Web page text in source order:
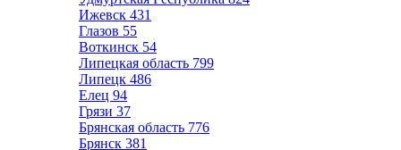
Ижевск 431
Глазов 55
Воткинск 54
Липецкая область 799
Липецк 486
Елец 94
Грязи 37
Брянская область 776
Брянск 381